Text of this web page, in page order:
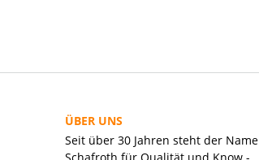
ÜBER UNS
Seit über 30 Jahren steht der Name